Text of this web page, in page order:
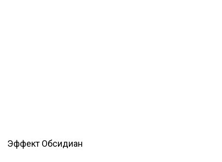
Эффект Обсидиан